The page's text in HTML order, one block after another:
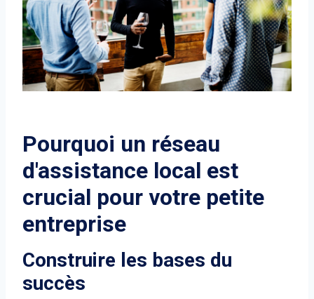
Pourquoi un réseau
d'assistance local est
crucial pour votre petite
entreprise
Construire les bases du
succès